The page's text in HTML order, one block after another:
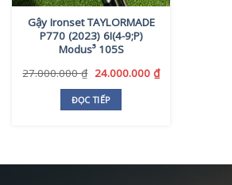
Gậy Ironset TAYLORMADE
P770 (2023) 6I(4-9;P)
Modus³ 105S
27.000.000₫ Giá
là:
27.000.000 ₫.
24.000.000 ₫Giá
ĐỌC TIẾP